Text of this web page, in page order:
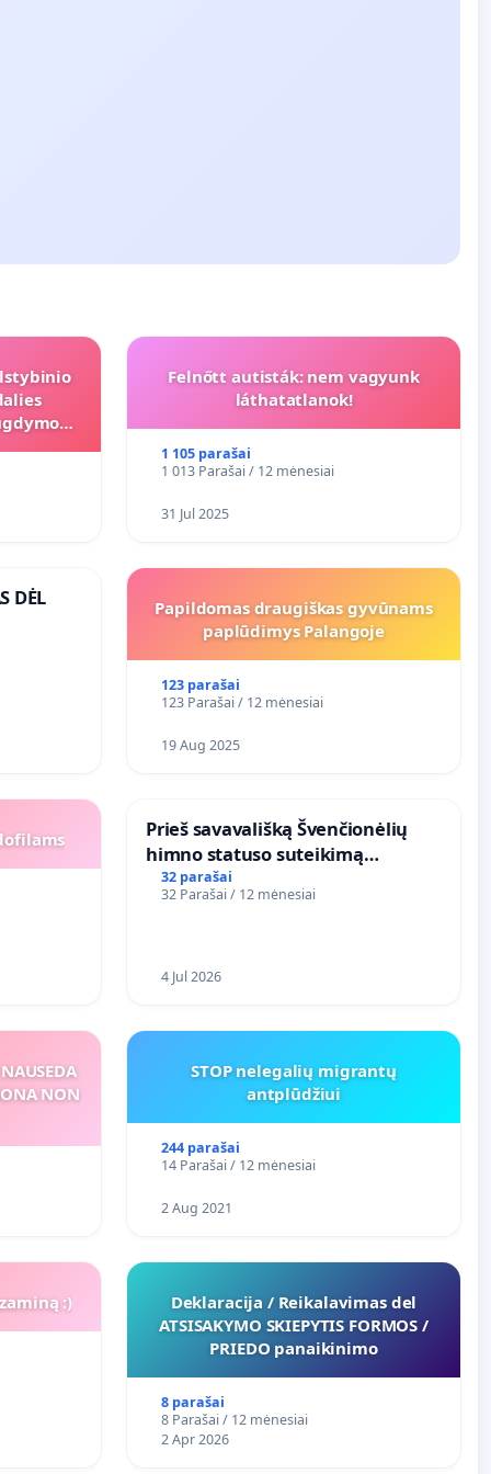
Felnőtt autisták: nem vagyunk
láthatatlanok!
1 105 parašai
1 013 Parašai / 12 mėnesiai
31 Jul 2025
DĖL
Papildomas draugiškas gyvūnams
paplūdimys Palangoje
123 parašai
123 Parašai / 12 mėnesiai
19 Aug 2025
​Prieš savavališką Švenčionėlių
himno statuso suteikimą
atlikėjos Živilės dainai
32 parašai
32 Parašai / 12 mėnesiai
4 Jul 2026
NON
STOP nelegalių migrantų
antplūdžiui
244 parašai
14 Parašai / 12 mėnesiai
2 Aug 2021
:)
Deklaracija / Reikalavimas del
ATSISAKYMO SKIEPYTIS FORMOS /
PRIEDO panaikinimo
8 parašai
8 Parašai / 12 mėnesiai
2 Apr 2026